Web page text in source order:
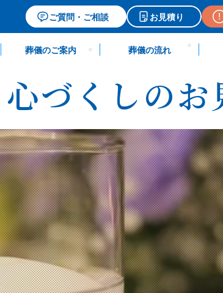
ご質問・ご相談 お見積り
葬儀のご案内 葬儀の流れ
心づくしのお